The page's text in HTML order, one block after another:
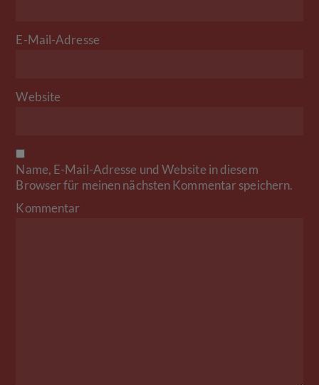
E-Mail-Adresse
Website
Name, E-Mail-Adresse und Website in diesem
Browser für meinen nächsten Kommentar speichern.
Kommentar